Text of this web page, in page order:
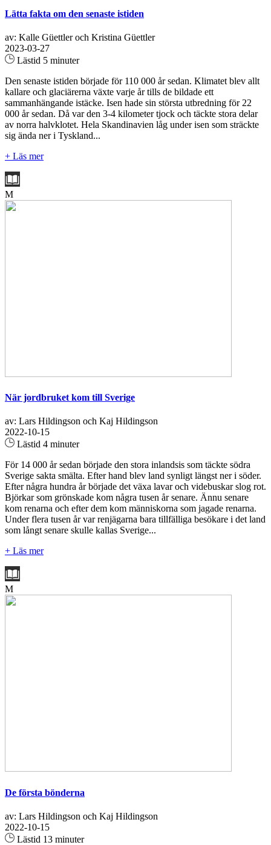
Lätta fakta om den senaste istiden
av: Kalle Güettler och Kristina Güettler
2023-03-27
Lästid 5 minuter
Den senaste istiden började för 110 000 år sedan. Klimatet blev allt
kallare och glaciärerna växte varje år tills de bildade ett
sammanhängande istäcke. Isen hade sin största utbredning för 22
000 år sedan. Då var den 3-4 kilometer tjock och täckte stora delar
av norra halvklotet. Hela Skandinavien låg under isen som sträckte
sig ända ner i Tyskland...
+ Läs mer
M
När jordbruket kom till Sverige
av: Lars Hildingson och Kaj Hildingson
2022-10-15
Lästid 4 minuter
För 14 000 år sedan började den stora inlandsis som täckte södra
Sverige sakta smälta. Efter hand blev land synligt längst ner i söder.
Efter några hundra år började det växa lavar och videbuskar slog rot.
Björkar som grönskade kom några tusen år senare. Ännu senare
kom renarna och efter dem kom människorna som jagade renarna.
Under flera tusen år var renjägarna bara tillfälliga besökare i det land
som långt senare skulle kallas Sverige...
+ Läs mer
M
De första bönderna
av: Lars Hildingson och Kaj Hildingson
2022-10-15
Lästid 13 minuter